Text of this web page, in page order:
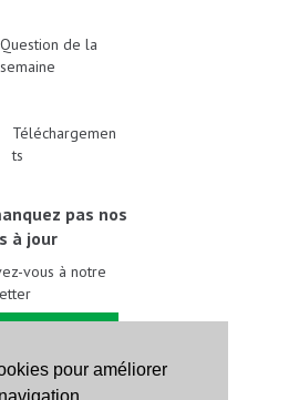
pour améliorer
Question de la
semaine
Téléchargemen
ts
pas nos
à jour
vous à notre